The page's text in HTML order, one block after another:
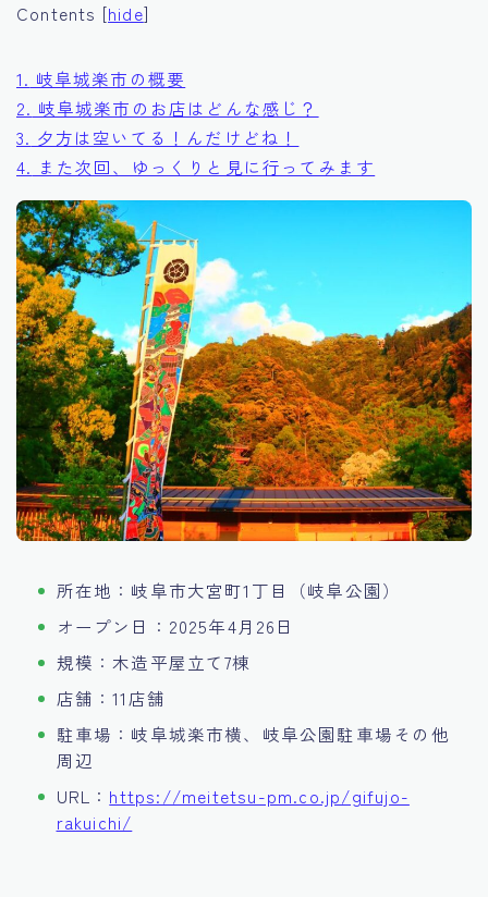
Contents [hide]
1. 岐阜城楽市の概要
2. 岐阜城楽市のお店はどんな感じ？
3. 夕方は空いてる！んだけどね！
4. また次回、ゆっくりと見に行ってみます
所在地：岐阜市大宮町1丁目（岐阜公園）
オープン日：2025年4月26日
規模：木造平屋立て7棟
店舗：11店舗
駐車場：岐阜城楽市横、岐阜公園駐車場その他
周辺
URL： https://meitetsu-pm.co.jp/gifujo-
rakuichi/